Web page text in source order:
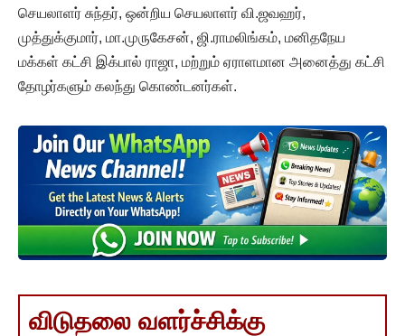
செயலாளர் சுந்தர், ஒன்றிய செயலாளர் வி.ஜவஹர்,
முத்துக்குமார், மா.முருகேசன், ஜி.ராமலிங்கம், மனிதநேய
மக்கள் கட்சி இக்பால் ராஜா, மற்றும் ஏராளமான அனைத்து கட்சி
தோழர்களும் கலந்து கொண்டனர்கள்.
விடுதலை வளர்ச்சிக்கு